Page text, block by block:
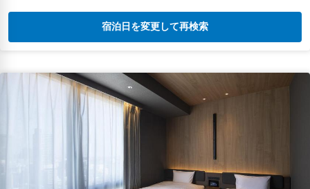
宿泊日を変更して再検索